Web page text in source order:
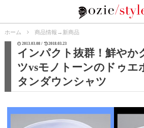
ホーム 商品情報 → 新商品
2013.03.08 / 2018.03.23
インパクト抜群！鮮やか
ツvsモノトーンのドゥエ
タンダウンシャツ